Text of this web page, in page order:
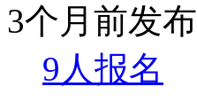
3个月前发布
9人报名